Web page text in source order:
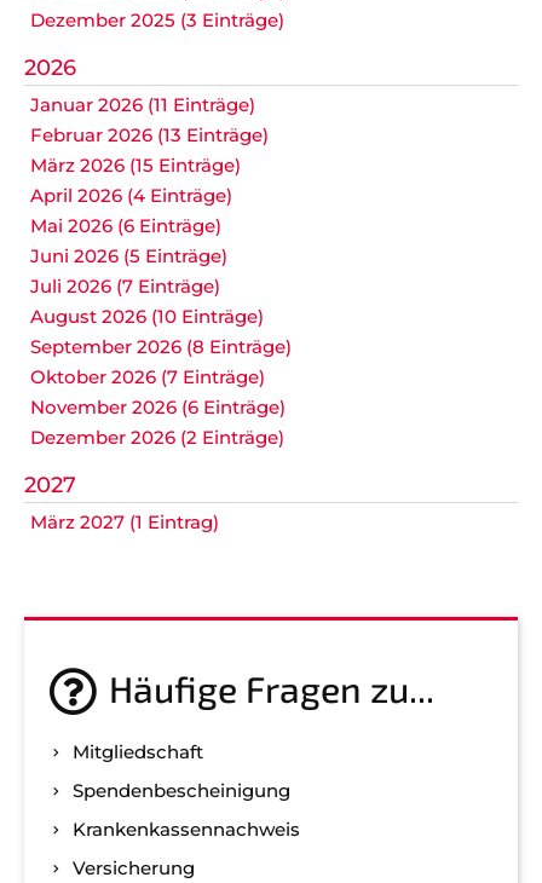
Dezember 2025 (3 Einträge)
2026
Januar 2026 (11 Einträge)
Februar 2026 (13 Einträge)
März 2026 (15 Einträge)
April 2026 (4 Einträge)
Mai 2026 (6 Einträge)
Juni 2026 (5 Einträge)
Juli 2026 (7 Einträge)
August 2026 (10 Einträge)
September 2026 (8 Einträge)
Oktober 2026 (7 Einträge)
November 2026 (6 Einträge)
Dezember 2026 (2 Einträge)
2027
März 2027 (1 Eintrag)
Häufige Fragen zu...
Mitgliedschaft
Spenden­bescheinigung
Kranken­kassen­nachweis
Versicherung